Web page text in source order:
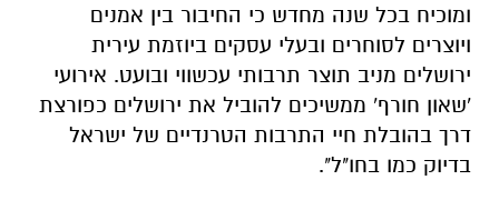
ומוכיח בכל שנה מחדש כי החיבור בין אמנים
ויוצרים לסוחרים ובעלי עסקים ביוזמת עירית
ירושלים מניב תוצר תרבותי עכשווי ובועט. אירועי
'שאון חורף' ממשיכים להוביל את ירושלים כפורצת
דרך בהובלת חיי התרבות הטרנדיים של ישראל
בדיוק כמו בחו"ל".